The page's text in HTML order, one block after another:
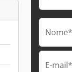
Nome*
E-mail*